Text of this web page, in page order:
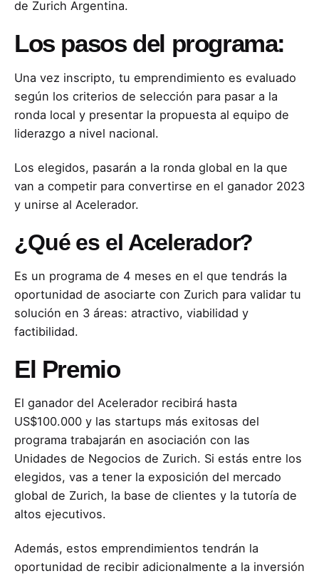
de Zurich Argentina.
Los pasos del programa:
Una vez inscripto, tu emprendimiento es evaluado
según los criterios de selección para pasar a la
ronda local y presentar la propuesta al equipo de
liderazgo a nivel nacional.
Los elegidos, pasarán a la ronda global en la que
van a competir para convertirse en el ganador 2023
y unirse al Acelerador.
¿Qué es el Acelerador?
Es un programa de 4 meses en el que tendrás la
oportunidad de asociarte con Zurich para validar tu
solución en 3 áreas: atractivo, viabilidad y
factibilidad.
El Premio
El ganador del Acelerador recibirá hasta
US$100.000 y las startups más exitosas del
programa trabajarán en asociación con las
Unidades de Negocios de Zurich. Si estás entre los
elegidos, vas a tener la exposición del mercado
global de Zurich, la base de clientes y la tutoría de
altos ejecutivos.
Además, estos emprendimientos tendrán la
oportunidad de recibir adicionalmente a la inversión